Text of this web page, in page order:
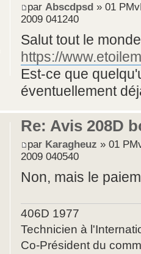
parAbscdpsd » 01
2009 041240
Salut tout le
https://
Est-ce que
éventuellement
Re: Avis 208D
par Karagheuz » 01
2009 040540
Non, mais le
406D 1977
Technicien à
Co-Président du